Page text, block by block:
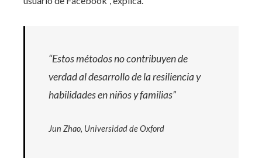
“Estos métodos no contribuyen de
verdad al desarrollo de la resiliencia y
habilidades en niños y familias”
Jun Zhao, Universidad de Oxford